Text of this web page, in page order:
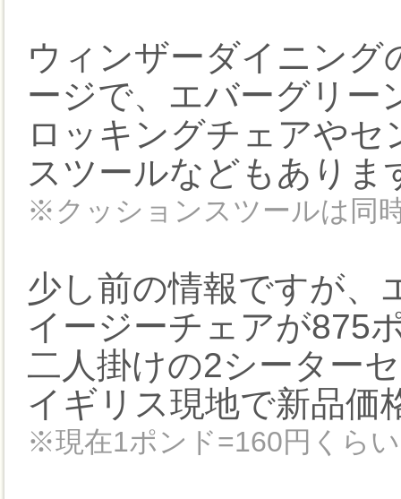
ウィンザーダイニン
ージで、エバーグリー
ロッキングチェアや
スツールなどもありま
※クッションスツールは同
少し前の情報ですが、
イージーチェアが875
二人掛けの2シーター
イギリス現地で新品価
※現在1ポンド=160円くら